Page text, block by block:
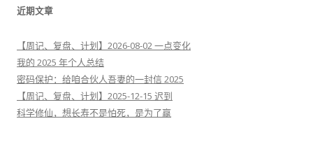
近期文章
【周记、复盘、计划】2026-08-02 一点变化
我的 2025 年个人总结
密码保护：给咱合伙人吾妻的一封信 2025
【周记、复盘、计划】2025-12-15 迟到
科学修仙，想长寿不是怕死，是为了赢